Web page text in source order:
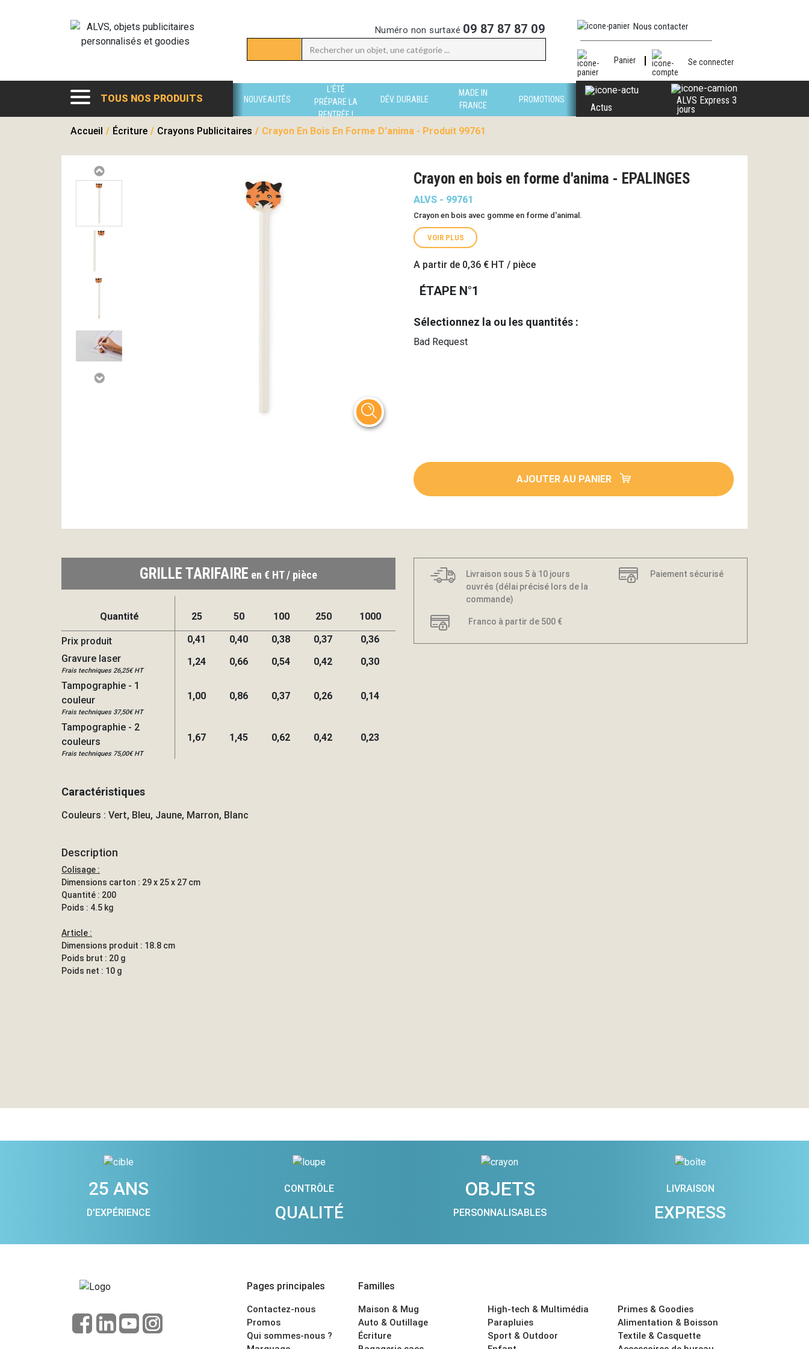
Numéro non surtaxé 09 87 87 87 09 Nous contacter
Panier Se connecter
TOUS NOS PRODUITS NOUVEAUTÉS
L'ÉTÉ
PRÉPARE LA
RENTRÉE !
DÉV. DURABLE
MADE IN
FRANCE
PROMOTIONS
Actus
ALVS Express 3
jours
Accueil / Écriture / Crayons Publicitaires / Crayon En Bois En Forme D'anima - Produit 99761
Crayon en bois en forme d'anima - EPALINGES
ALVS - 99761
Crayon en bois avec gomme en forme d'animal.
VOIR PLUS
A partir de 0,36 € HT / pièce
ÉTAPE N°1
Sélectionnez la ou les quantités :
Bad Request
AJOUTER AU PANIER
GRILLE TARIFAIRE en € HT / pièce
Quantité 25 50 100 250 1000
Prix produit 0,41 0,40 0,38 0,37
0,36
Gravure laser
Frais techniques 26,25€ HT
1,24 0,66 0,54 0,42 0,30
Tampographie - 1
couleur
Frais techniques 37,50€ HT
1,00 0,86 0,37 0,26 0,14
Tampographie - 2
couleurs
Frais techniques 75,00€ HT
1,67 1,45 0,62 0,42 0,23
Caractéristiques
Couleurs : Vert, Bleu, Jaune, Marron, Blanc
Description
Colisage :
Dimensions carton : 29 x 25 x 27 cm
Quantité : 200
Poids : 4.5 kg
Article :
Dimensions produit : 18.8 cm
Poids brut : 20 g
Poids net : 10 g
Livraison sous 5 à 10 jours
ouvrés (délai précisé lors de la
commande)
Paiement sécurisé
Franco à partir de 500 €
25 ANS
D'EXPÉRIENCE
CONTRÔLE
QUALITÉ
OBJETS
PERSONNALISABLES
LIVRAISON
EXPRESS
Pages principales
Contactez-nous
Promos
Qui sommes-nous ?
Familles
Maison & Mug
Auto & Outillage
Écriture
High-tech & Multimédia
Parapluies
Sport & Outdoor
Primes & Goodies
Alimentation & Boisson
Textile & Casquette